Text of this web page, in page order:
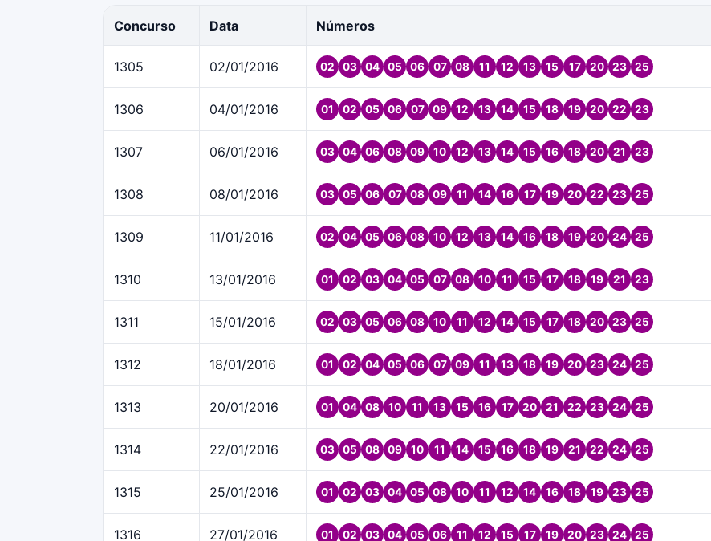
Concurso Data Números
1305 02/01/2016 02 03 04 05 06 07 08 11 12 13 15 17 20 23 25
1306 04/01/2016 01 02 05 06 07 09 12 13 14 15 18 19 20 22 23
1307 06/01/2016 03 04 06 08 09 10 12 13 14 15 16 18 20 21 23
1308 08/01/2016 03 05 06 07 08 09 11 14 16 17 19 20 22 23 25
1309 11/01/2016 02 04 05 06 08 10 12 13 14 16 18 19 20 24 25
1310 13/01/2016 01 02 03 04 05 07 08 10 11 15 17 18 19 21 23
1311 15/01/2016 02 03 05 06 08 10 11 12 14 15 17 18 20 23 25
1312 18/01/2016 01 02 04 05 06 07 09 11 13 18 19 20 23 24 25
1313 20/01/2016 01 04 08 10 11 13 15 16 17 20 21 22 23 24 25
1314 22/01/2016 03 05 08 09 10 11 14 15 16 18 19 21 22 24 25
1315 25/01/2016 01 02 03 04 05 08 10 11 12 14 16 18 19 23 25
1316 27/01/2016 01 02 03 04 05 06 11 12 15 17 19 20 23 24 25